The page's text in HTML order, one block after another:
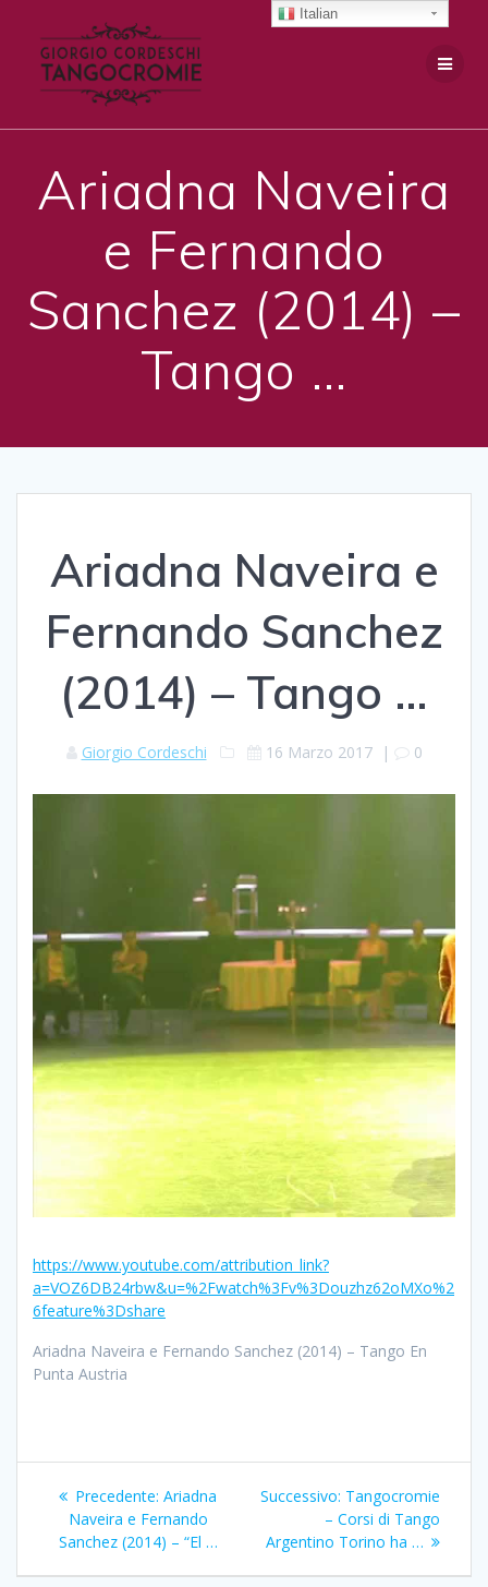
Ariadna Naveira
e Fernando
Sanchez (2014) –
Tango …
Ariadna Naveira e
Fernando Sanchez
(2014) – Tango …
Giorgio Cordeschi 16 Marzo 2017| 0
https://www.youtube.com/attribution_link?
a=VOZ6DB24rbw&u=%2Fwatch%3Fv%3Douzhz62oMXo%2
6feature%3Dshare
Ariadna Naveira e Fernando Sanchez (2014) – Tango En
Punta Austria
Navigazione
articoli
Precedente: Articolo
precedente:
Ariadna
Naveira e Fernando
Sanchez (2014) – “El …
Successivo: Articolo
successivo:
Tangocromie
– Corsi di Tango
Argentino Torino ha …
Italian